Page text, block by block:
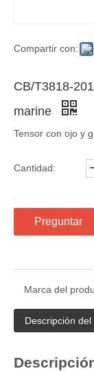
Compartir con:
CB/T3818-
marine
Tensor con ojo y
Cantidad:
Preguntar
Marca del
Descripción